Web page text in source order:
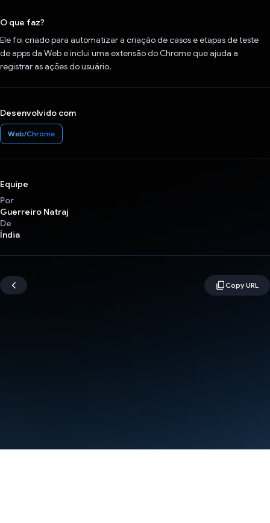
O que faz?
Ele foi criado para automatizar a criação de casos e etapas de teste
de apps da Web e inclui uma extensão do Chrome que ajuda a
registrar as ações do usuário.
Desenvolvido com
Web/Chrome
Equipe
Por
Guerreiro Natraj
De
Índia